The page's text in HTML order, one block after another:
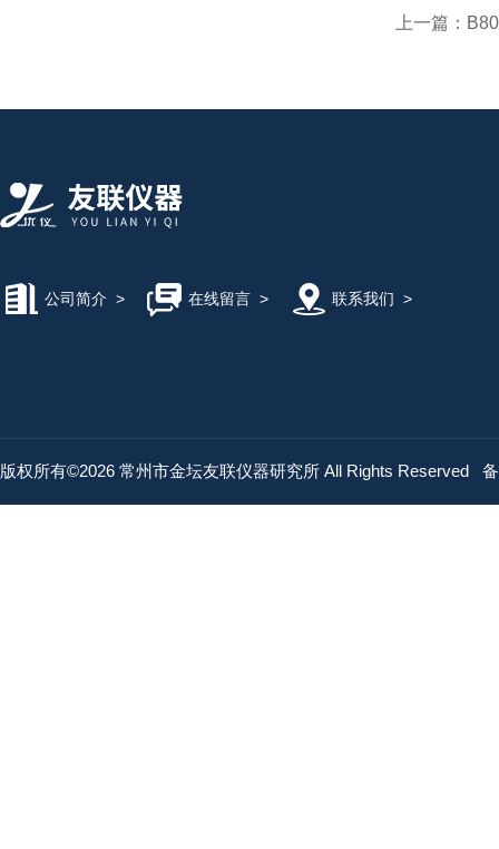
上一篇：
公司简介 > 在线留言> 联系我们 >
版权所有©2026 常州市金坛友联仪器研究所 All Rights Reserved